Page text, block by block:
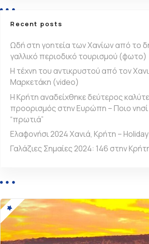
σ
ω
ν
Recent posts
Ωδή στη γοητεία των Χανίων από το
γαλλικό περιοδικό τουρισμού (φωτο)
Η τέχνη του αντικρυστού από τον
Μαρκετάκη (video)
Η Κρήτη αναδείχθηκε δεύτερος
προορισμός στην Ευρώπη – Ποιο νησί
“πρωτιά”
Ελαφονήσι 2024 Χανιά, Κρήτη –
Γαλάζιες Σημαίες 2024: 146 στην